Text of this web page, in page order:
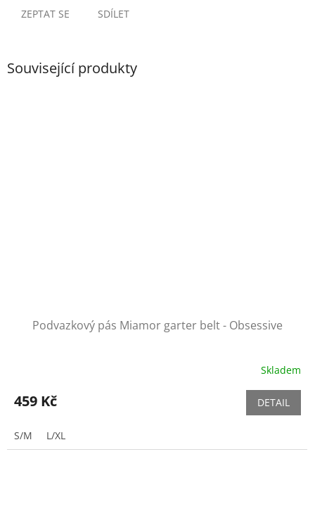
ZEPTAT SE SDÍLET
Související produkty
Podvazkový pás Miamor garter belt - Obsessive
Skladem
459 Kč DETAIL
S/M L/XL